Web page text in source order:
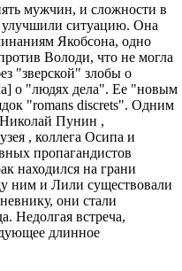
мужчин, и сложности в
ситуацию. Она
Якобсона, одно
Володи, что не могла
"зверской" злобы о
о "людях дела". Ее "новым
"romans discrets". Одним
Пунин ,
, коллега Осипа и
пропагандистов
находился на грани
ним и Лили существовали
они стали
Недолгая встреча,
длинное